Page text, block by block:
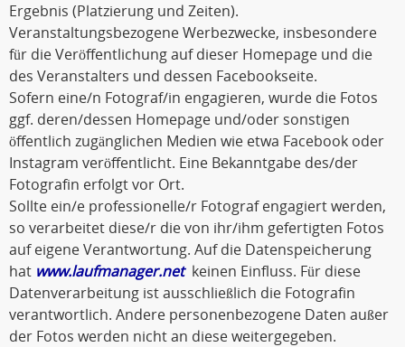
Ergebnis (Platzierung und Zeiten).
Veranstaltungsbezogene Werbezwecke, insbesondere
für die Veröffentlichung auf dieser Homepage und die
des Veranstalters und dessen Facebookseite.
Sofern eine/n Fotograf/in engagieren, wurde die Fotos
ggf. deren/dessen Homepage und/oder sonstigen
öffentlich zugänglichen Medien wie etwa Facebook oder
Instagram veröffentlicht. Eine Bekanntgabe des/der
Fotografin erfolgt vor Ort.
Sollte ein/e professionelle/r Fotograf engagiert werden,
so verarbeitet diese/r die von ihr/ihm gefertigten Fotos
auf eigene Verantwortung. Auf die Datenspeicherung
hat www.laufmanager.netkeinen Einfluss. Für diese
Datenverarbeitung ist ausschließlich die Fotografin
verantwortlich. Andere personenbezogene Daten außer
der Fotos werden nicht an diese weitergegeben.